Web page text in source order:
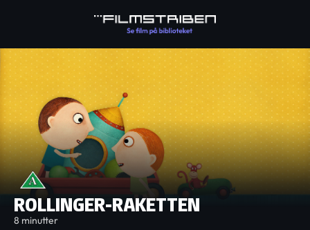
ROLLINGER-RAKETTEN
8 minutter